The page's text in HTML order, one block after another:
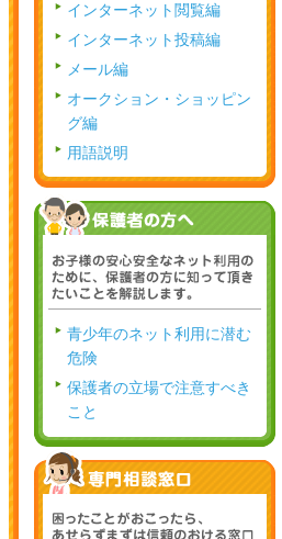
インターネット閲覧編
インターネット投稿編
メール編
オークション・ショッピン
グ編
用語説明
青少年のネット利用に潜む
危険
保護者の立場で注意すべき
こと